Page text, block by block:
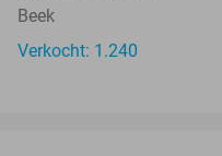
Beek
Verkocht: 1.240